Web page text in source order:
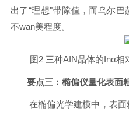
出了“理想"带隙值，而乌尔
不wan美程度。
图2 三种AIN晶体的Inα相
要点三： 椭偏仪量化表面
在椭偏光学建模中，表面